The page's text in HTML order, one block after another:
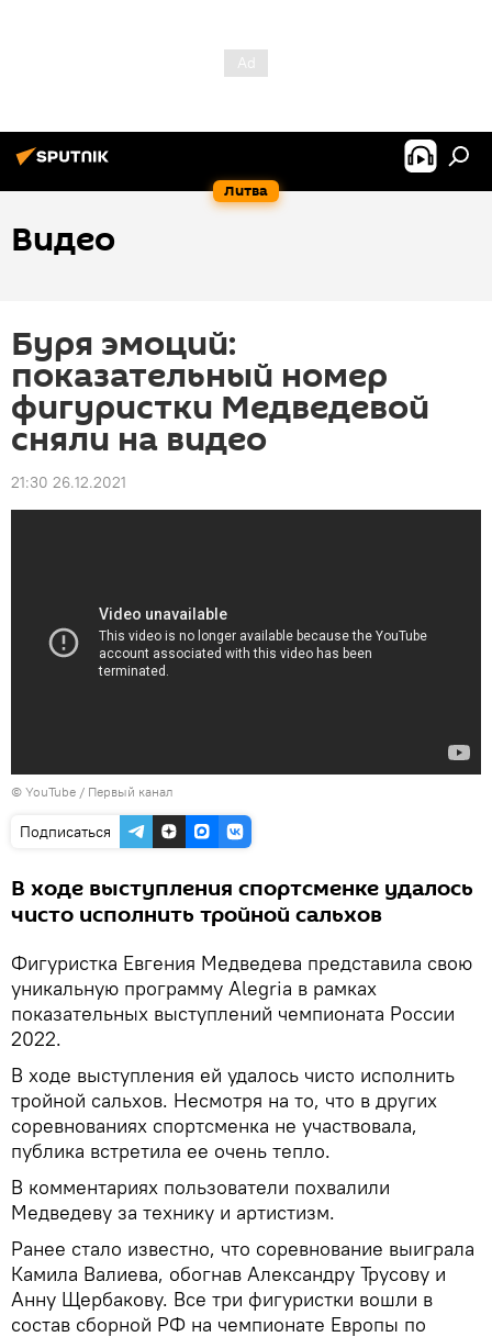
Литва
Видео
Буря эмоций:
показательный номер
фигуристки Медведевой
сняли на видео
21:30 26.12.2021
© YouTube / Первый канал
Подписаться
В ходе выступления спортсменке удалось
чисто исполнить тройной сальхов
Фигуристка Евгения Медведева представила свою
уникальную программу Alegria в рамках
показательных выступлений чемпионата России
2022.
В ходе выступления ей удалось чисто исполнить
тройной сальхов. Несмотря на то, что в других
соревнованиях спортсменка не участвовала,
публика встретила ее очень тепло.
В комментариях пользователи похвалили
Медведеву за технику и артистизм.
Ранее стало известно, что соревнование выиграла
Камила Валиева, обогнав Александру Трусову и
Анну Щербакову. Все три фигуристки вошли в
состав сборной РФ на чемпионате Европы по